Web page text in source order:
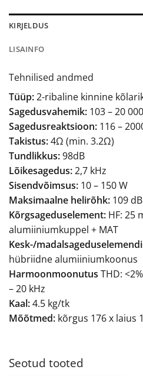
KIRJELDUS
LISAINFO
Tehnilised andmed
Tüüp:2-ribaline kinnine
Sagedusvahemik: 103 – 20
Sagedusreaktsioon: 116 –
Takistus:4Ω (min. 3.2Ω)
Tundlikkus:98dB
Lõikesagedus:2,7 kHz
Sisendvõimsus: 10 – 150 W
Maksimaalne helirõhk: 109 dB
Kõrgsageduselement: HF: 25
alumiiniumkuppel + MAT
Kesk-/
hübriidne alumiiniumkoonus
Harmoonmoonutus THD:
– 20 kHz
Kaal:4.5 kg/tk
Mõõtmed: kõrgus 176 x laius
Seotud tooted